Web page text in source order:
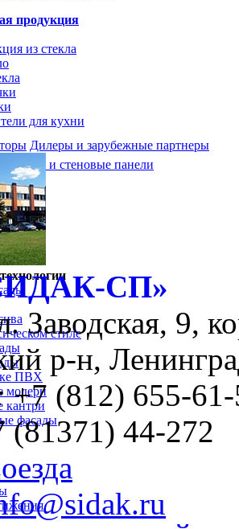
продукция
из стекла
для кухни
и стеновые панели
стиле
ПВХ
модерн
кантри
фасады
Дилеры и зарубежные партнеры
СП»
Заводская, 9,
р-н,
+7 (812) 655-
44-272